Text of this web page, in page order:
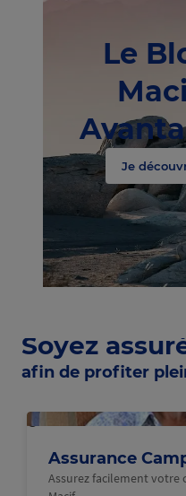
Le
Je
Soyez
afin de profiter
Assurance
Assurez facilement votre
@Macif